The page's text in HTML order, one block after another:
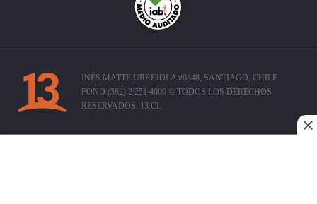
INÉS MATTE URREJOLA #0848, SANTIAGO, CHILE
FONO (562) 2 251 4000 © TODOS LOS DERECHOS
RESERVADOS. 13.CL